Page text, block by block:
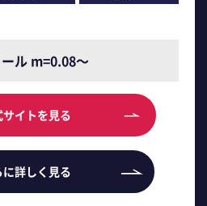
ル m=0.08～
サイトを見る
に詳しく見る